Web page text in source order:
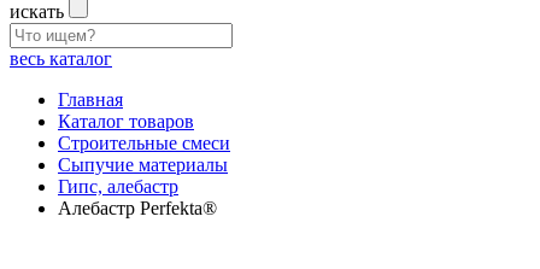
искать
весь каталог
Главная
Каталог товаров
Строительные смеси
Сыпучие материалы
Гипс, алебастр
Алебастр Perfekta®